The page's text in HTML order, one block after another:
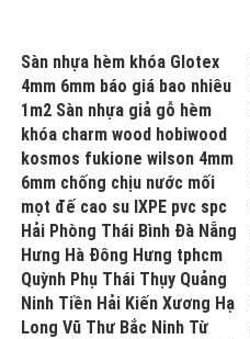
Sàn nhựa hèm khóa Glotex
4mm 6mm báo giá bao nhiêu
1m2 Sàn nhựa giả gỗ hèm
khóa charm wood hobiwood
kosmos fukione wilson 4mm
6mm chống chịu nước mối
mọt đế cao su IXPE pvc spc
Hải Phòng Thái Bình Đà Nẵng
Hưng Hà Đông Hưng tphcm
Quỳnh Phụ Thái Thụy Quảng
Ninh Tiền Hải Kiến Xương Hạ
Long Vũ Thư Bắc Ninh Từ